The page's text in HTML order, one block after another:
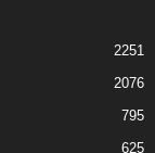
2251
2076
795
625